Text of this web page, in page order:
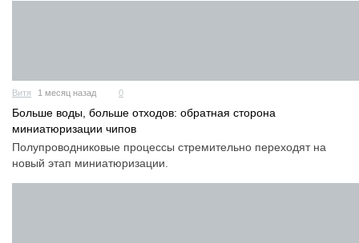
Витя 1 месяц назад 0
Больше воды, больше отходов: обратная сторона
миниатюризации чипов
Полупроводниковые процессы стремительно переходят на
новый этап миниатюризации.